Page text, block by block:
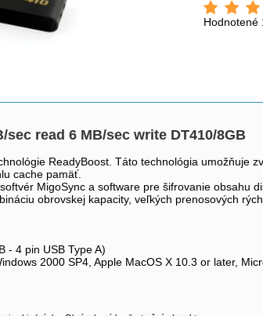
Hodnotené
sec read 6 MB/sec write DT410/8GB
ReadyBoost. Táto technológia umožňuje
cache pamäť.
MigoSync a software pre šifrovanie obsahu
obrovskej kapacity, veľkých prenosových
- 4 pin USB Type A)
2000 SP4, Apple MacOS X 10.3 or later,